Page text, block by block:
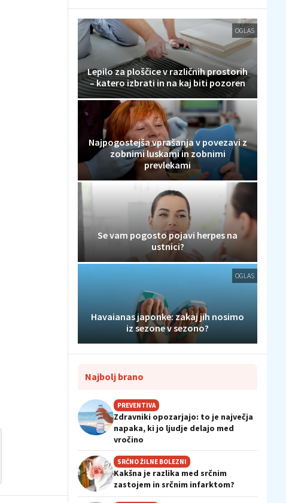
OGLAS
Lepilo za ploščice v različnih prostorih
– katero izbrati in na kaj biti pozoren
Najpogostejša vprašanja v povezavi z
zobnimi luskami in zobnimi
prevlekami
Se vam pogosto pojavi herpes na
ustnici?
OGLAS
Havaianas japonke: zakaj jih nosimo
iz sezone v sezono?
Najbolj brano
PREVENTIVA
Zdravniki opozarjajo: to je največja
napaka, ki jo ljudje delajo med
vročino
SRČNO ŽILNE BOLEZNI
Kakšna je razlika med srčnim
zastojem in srčnim infarktom?